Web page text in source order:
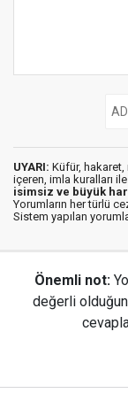
UYARI: Küfür, hakaret,
içeren, imla kuralları
isimsiz ve büyük
Yorumların her türlü
Sistem yapılan
Önemli not:
değerli